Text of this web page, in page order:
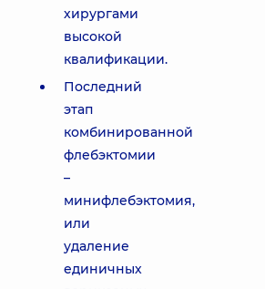
хирургами
высокой
квалификации.
Последний
этап
комбинированной
флебэктомии
–
минифлебэктомия,
или
удаление
единичных